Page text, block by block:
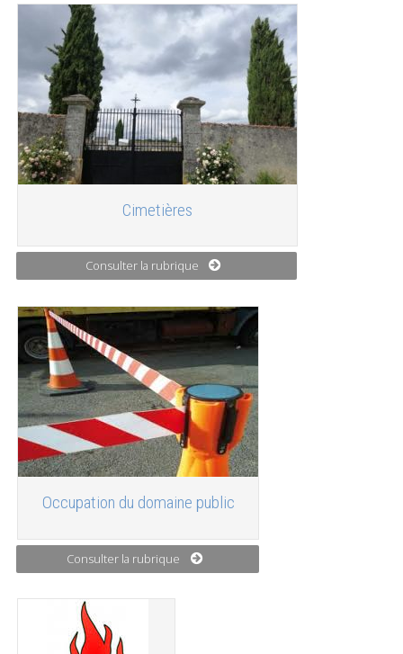
Cimetières
Consulter la rubrique
Occupation du domaine public
Consulter la rubrique